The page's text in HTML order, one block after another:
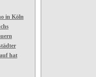
in Köln
hat